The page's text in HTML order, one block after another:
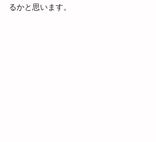
るかと思います。